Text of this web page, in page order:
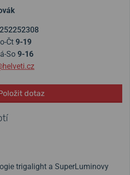
Čt 9-19
So 9-16
dotaz
trigalight a SuperLuminovy